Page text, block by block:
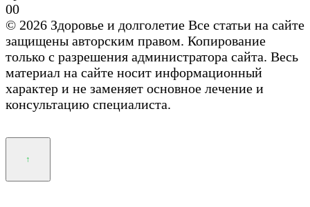
00
© 2026 Здоровье и долголетие Все статьи на сайте
защищены авторским правом. Копирование
только с разрешения администратора сайта. Весь
материал на сайте носит информационный
характер и не заменяет основное лечение и
консультацию специалиста.